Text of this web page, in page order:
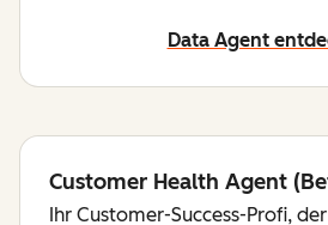
Data Agent
Customer Health Agent
Ihr Customer-Success-Profi,